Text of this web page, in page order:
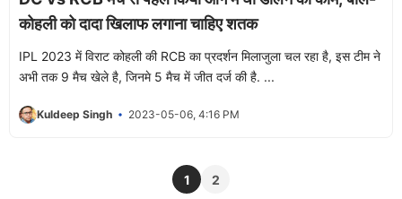
कोहली को दादा खिलाफ लगाना चाहिए शतक
IPL 2023 में विराट कोहली की RCB का प्रदर्शन मिलाजुला चल रहा है, इस टीम ने
अभी तक 9 मैच खेले है, जिनमे 5 मैच में जीत दर्ज की है. ...
Kuldeep Singh 2023-05-06, 4:16 PM
1 2